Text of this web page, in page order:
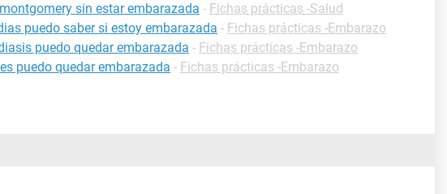
sin estar embarazada - Fichas prácticas -Salud
puedo saber si estoy embarazada - Fichas prácticas -Embarazo
puedo quedar embarazada - Fichas prácticas -Embarazo
puedo quedar embarazada - Fichas prácticas -Embarazo